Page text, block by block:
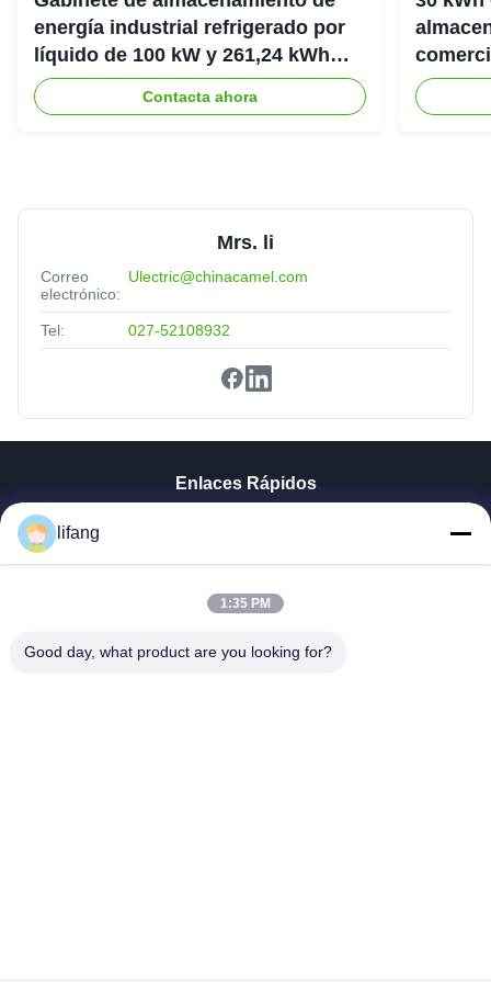
energía industrial refrigerado por
líquido de 100 kW y 261,24 kWh
IP54
Contacta ahora
Mrs. li
Correo
electrónico:
Ulectric@chinacamel.com
Tel: 027-52108932
Enlaces Rápidos
Visita A La Fábrica
Contacto
lifang
1:35 PM
Good day, what product are you looking for?